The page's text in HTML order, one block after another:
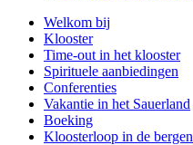
Welkom bij
Klooster
Time-out in het klooster
Spirituele aanbiedingen
Conferenties
Vakantie in het Sauerland
Boeking
Kloosterloop in de bergen